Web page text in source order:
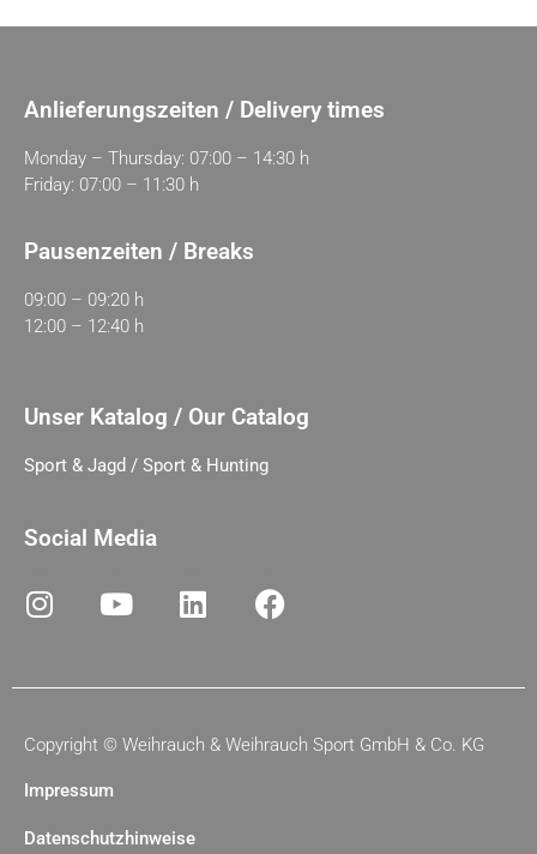
Anlieferungszeiten / Delivery times
Monday – Thursday: 07:00 – 14:30 h
Friday: 07:00 – 11:30 h
Pausenzeiten / Breaks
09:00 – 09:20 h
12:00 – 12:40 h
Unser Katalog / Our Catalog
Sport & Jagd / Sport & Hunting
Social Media
Copyright © Weihrauch & Weihrauch Sport GmbH & Co. KG
Impressum
Datenschutzhinweise